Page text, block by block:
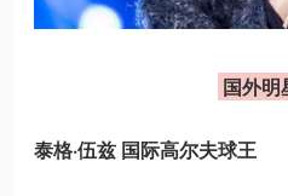
国外明
泰格·伍兹 国际高尔夫球王